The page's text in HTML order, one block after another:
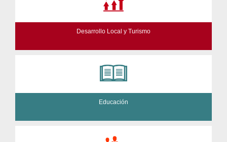
Desarrollo Local y Turismo
Educación